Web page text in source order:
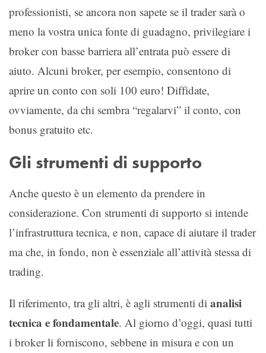
professionisti, se ancora non sapete se il trader sarà o
meno la vostra unica fonte di guadagno, privilegiare i
broker con basse barriera all’entrata può essere di
aiuto. Alcuni broker, per esempio, consentono di
aprire un conto con soli 100 euro! Diffidate,
ovviamente, da chi sembra “regalarvi” il conto, con
bonus gratuito etc.
Gli strumenti di supporto
Anche questo è un elemento da prendere in
considerazione. Con strumenti di supporto si intende
l’infrastruttura tecnica, e non, capace di aiutare il trader
ma che, in fondo, non è essenziale all’attività stessa di
trading.
Il riferimento, tra gli altri, è agli strumenti di analisi
tecnica e fondamentale. Al giorno d’oggi, quasi tutti
i broker li forniscono, sebbene in misura e con un